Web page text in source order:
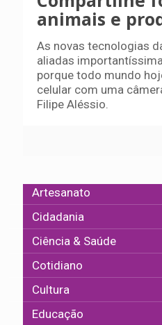
animais e
As novas tecnologias
aliadas
porque todo mundo
celular com uma
Filipe Aléssio.
Artesanato
Cidadania
Ciência & Saúde
Cotidiano
Cultura
Educação